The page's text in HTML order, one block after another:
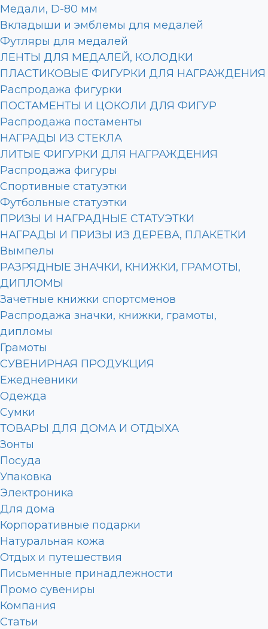
Медали, D-80 мм
Вкладыши и эмблемы для медалей
Футляры для медалей
ЛЕНТЫ ДЛЯ МЕДАЛЕЙ, КОЛОДКИ
ПЛАСТИКОВЫЕ ФИГУРКИ ДЛЯ НАГРАЖДЕНИЯ
Распродажа фигурки
ПОСТАМЕНТЫ И ЦОКОЛИ ДЛЯ ФИГУР
Распродажа постаменты
НАГРАДЫ ИЗ СТЕКЛА
ЛИТЫЕ ФИГУРКИ ДЛЯ НАГРАЖДЕНИЯ
Распродажа фигуры
Спортивные статуэтки
Футбольные статуэтки
ПРИЗЫ И НАГРАДНЫЕ СТАТУЭТКИ
НАГРАДЫ И ПРИЗЫ ИЗ ДЕРЕВА, ПЛАКЕТКИ
Вымпелы
РАЗРЯДНЫЕ ЗНАЧКИ, КНИЖКИ, ГРАМОТЫ,
ДИПЛОМЫ
Зачетные книжки спортсменов
Распродажа значки, книжки, грамоты,
дипломы
Грамоты
СУВЕНИРНАЯ ПРОДУКЦИЯ
Ежедневники
Одежда
Сумки
ТОВАРЫ ДЛЯ ДОМА И ОТДЫХА
Зонты
Посуда
Упаковка
Электроника
Для дома
Корпоративные подарки
Натуральная кожа
Отдых и путешествия
Письменные принадлежности
Промо сувениры
Компания
Статьи